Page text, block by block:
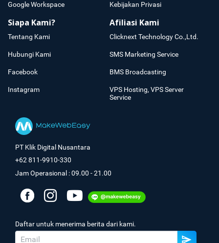
Google Workspace Kebijakan Privasi
Siapa Kami?
Tentang Kami
Hubungi Kami
Facebook
Instagram
Afiliasi Kami
Clicknext Technology Co.,Ltd.
SMS Marketing Service
BMS Broadcasting
VPS Hosting, VPS Server
Service
PT Klik Digital Nusantara
+62 811-9910-330
Jam Operasional : 09.00 - 21.00
Daftar untuk menerima berita dari kami.